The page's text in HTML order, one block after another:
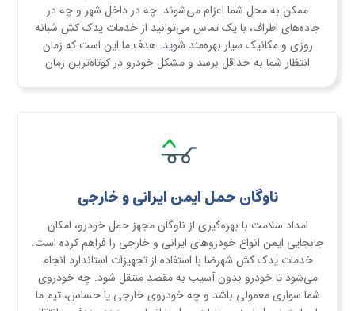
ممکن به محل شما اعزام می‌شوند. چه در داخل شهر و چه در
جاده‌های اطراف، با یک تماس می‌توانید از خدمات یدک کش شبانه
روزی و مکانیک سیار بهره‌مند شوید. هدف ما این است که زمان
انتظار شما به حداقل برسد و مشکل خودرو در کوتاه‌ترین زمان
ناوگان حمل ایمن ایرانی و خارجی
امداد سلامت با بهره‌گیری از ناوگان مجهز حمل خودرو، امکان
جابجایی ایمن انواع خودروهای ایرانی و خارجی را فراهم کرده است.
خدمات یدک کش شهرضا با استفاده از تجهیزات استاندارد انجام
می‌شود تا خودرو بدون آسیب به مقصد منتقل شود. چه خودروی
شما سواری معمولی باشد و چه خودروی خارجی یا حساس، تیم ما